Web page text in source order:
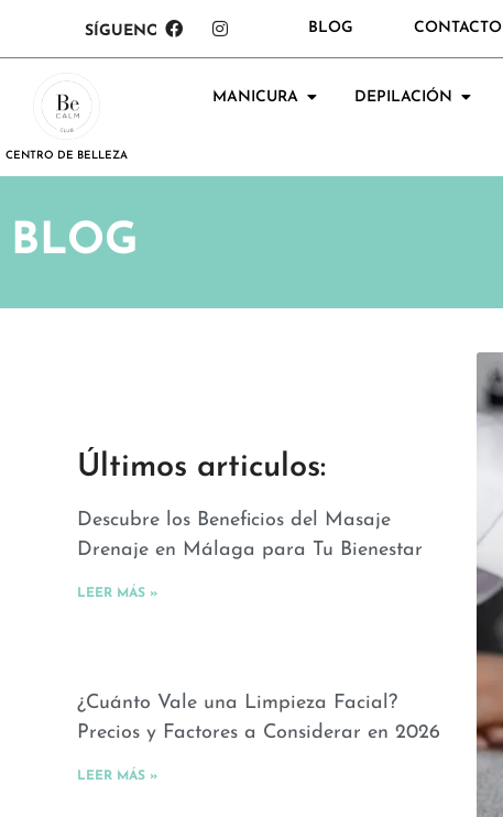
SÍGUENOS: BLOG CONTACTO
CENTRO DE BELLEZA
MANICURA DEPILACIÓN
BLOG
Últimos articulos:
Descubre los Beneficios del Masaje
Drenaje en Málaga para Tu Bienestar
LEER MÁS »
¿Cuánto Vale una Limpieza Facial?
Precios y Factores a Considerar en 2026
LEER MÁS »